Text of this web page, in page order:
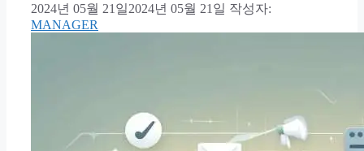
2024년 05월 21일2024년 05월 21일 작성자:
MANAGER